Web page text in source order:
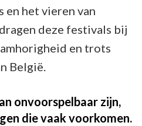
het vieren van
deze festivals bij
en trots
België.
onvoorspelbaar zijn,
die vaak voorkomen.